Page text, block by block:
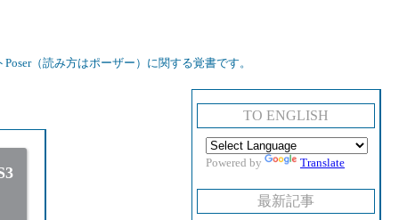
（読み方はポーザー）に関する覚書です。
TO ENGLISH
Powered by Translate
最新記事